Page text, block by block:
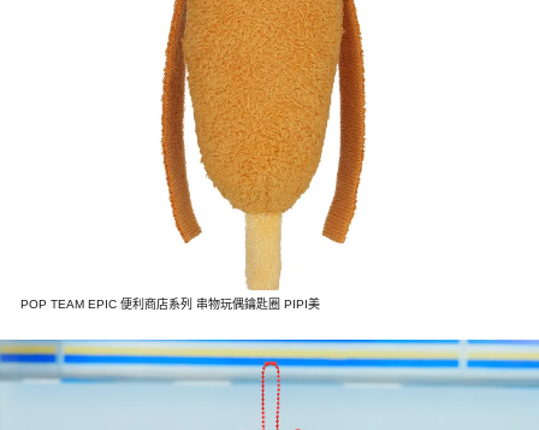
POP TEAM EPIC 便利商店系列 串物玩偶鑰匙圈 PIPI美